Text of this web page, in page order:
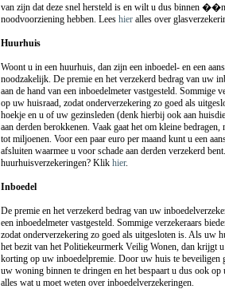
van zijn dat deze snel hersteld is en wilt u dus binnen
noodvoorziening hebben. Lees hier alles over
Huurhuis
Woont u in een huurhuis, dan zijn een inboedel- en een
noodzakelijk. De premie en het verzekerd bedrag van uw
aan de hand van een inboedelmeter vastgesteld. Sommige
op uw huisraad, zodat onderverzekering zo goed als
hoekje en u of uw gezinsleden (denk hierbij ook aan
aan derden berokkenen. Vaak gaat het om kleine
tot miljoenen. Voor een paar euro per maand kunt u een
afsluiten waarmee u voor schade aan derden verzekerd
huurhuisverzekeringen? Klik hier.
Inboedel
De premie en het verzekerd bedrag van uw
een inboedelmeter vastgesteld. Sommige verzekeraars
zodat onderverzekering zo goed als uitgesloten is. Als uw
het bezit van het Politiekeurmerk Veilig Wonen, dan krijgt
korting op uw inboedelpremie. Door uw huis te beveiligen
uw woning binnen te dringen en het bespaart u dus ook
alles wat u moet weten over inboedelverzekeringen.